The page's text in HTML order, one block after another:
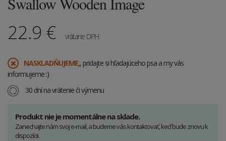
22.9 € vrátane DPH
​NASKLADŇUJEME,, pridajte si hľadajúceho psa a my vás
informujeme :)
30 dní na vrátenie či výmenu
Produkt nie je momentálne na sklade.
Zanechajte nám svoj e-mail, a budeme vás kontaktovať, keď bude znovu k
dispozícii.